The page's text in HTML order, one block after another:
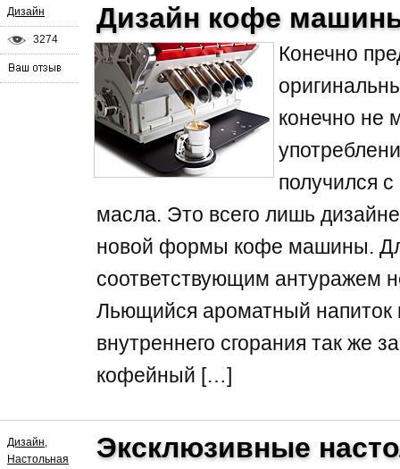
Дизайн
3274
Дизайн кофе
Конечно
конечно не
получился
масла. Это всего лишь
новой формы кофе машины.
соответствующим антуражем
Льющийся ароматный напиток
внутреннего сгорания так же
кофейный […]
Дизайн,
Настольная
Эксклюзивные